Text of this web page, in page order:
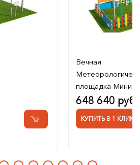
Вечная
площадка Мини-3
648 640 руб.
КУПИТЬ В 1 КЛИК